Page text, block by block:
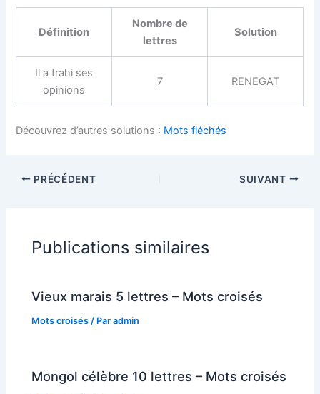
Définition
Nombre de
lettres
Solution
Il a trahi ses
opinions
7 RENEGAT
Découvrez d’autres solutions : Mots fléchés
PRÉCÉDENT SUIVANT
Publications similaires
Vieux marais 5 lettres – Mots croisés
Mots croisés / Paradmin
Mongol célèbre 10 lettres – Mots croisés